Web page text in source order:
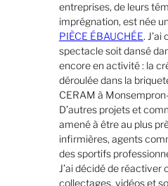
entreprises, de leurs
imprégnation, est née
PIÈCE ÉBAUCHÉE. J’ai
spectacle soit dansé
encore en activité : la
déroulée dans la
CERAM à
D’autres projets et
amené à être au plus
infirmières, agents
des sportifs
J’ai décidé de réactiver
collectages, vidéos et